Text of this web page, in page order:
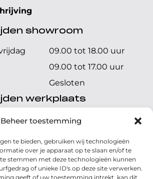
Beheer toestemming
te bieden, gebruiken wij technologieën
over je apparaat op te slaan en/of te
stemmen met deze technologieën kunnen
of unieke ID's op deze site verwerken.
geeft of uw toestemming intrekt, kan dit
showroom
09.00 tot 18.00 uur
09.00 tot 17.00 uur
Gesloten
werkplaats
08.00 tot 17.00 uur
Gesloten